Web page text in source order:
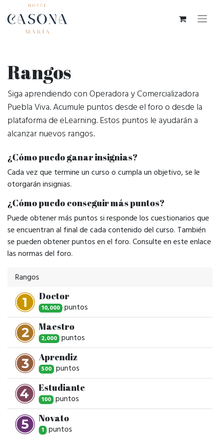
Rangos
Siga aprendiendo con Operadora y Comercializadora
Puebla Viva. Acumule puntos desde el foro o desde la
plataforma de eLearning. Estos puntos le ayudarán a
alcanzar nuevos rangos.
¿Cómo puedo ganar insignias?
Cada vez que termine un curso o cumpla un objetivo, se le
otorgarán insignias.
¿Cómo puedo conseguir más puntos?
Puede obtener más puntos si responde los cuestionarios que
se encuentran al final de cada contenido del curso. También
se pueden obtener puntos en el foro. Consulte en este enlace
las normas del foro.
Rangos
Doctor
10,000 puntos
Maestro
2,000 puntos
Aprendiz
500 puntos
Estudiante
100 puntos
Novato
1 puntos